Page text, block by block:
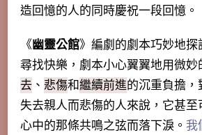
造回憶的人的同時慶祝一段回憶。
《幽靈公館》編劇的劇本巧妙地探
尋找快樂，劇本小心翼翼地用微
去 、 悲傷和繼續前進的沉重負擔
失去親人而悲傷的人來說，它甚
心中的那條共鳴之弦而落下淚。 我